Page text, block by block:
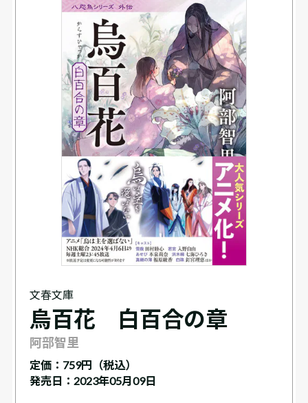
文春文庫
烏百花 白百合の章
阿部智里
定価： 759円（税込）
発売日：2023年05月09日